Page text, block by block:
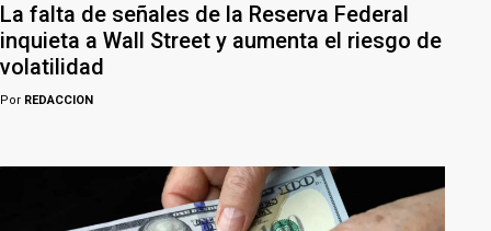
La falta de señales de la Reserva Federal
inquieta a Wall Street y aumenta el riesgo de
volatilidad
Por REDACCION